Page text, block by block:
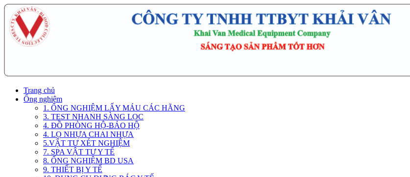
Trang chủ
Ống nghiệm
1. ỐNG NGHIỆM LẤY MÁU CÁC HÃNG
3. TEST NHANH SÀNG LỌC
4. ĐỒ PHÒNG HỘ-BẢO HỘ
4. LỌ NHỰA CHAI NHỰA
5.VẬT TƯ XÉT NGHIỆM
7. SPA VẬT TƯ Y TẾ
8. ỐNG NGHIỆM BD USA
9. THIẾT BỊ Y TẾ